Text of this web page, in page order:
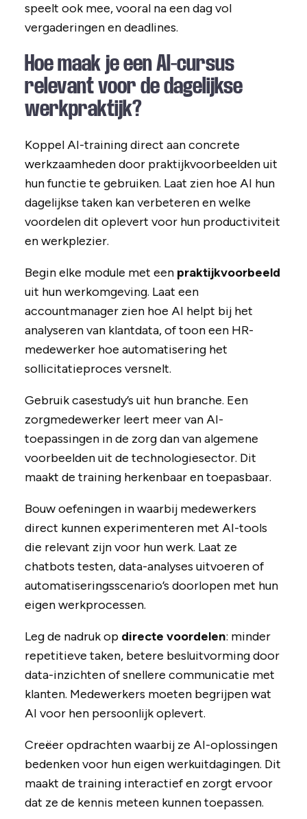
speelt ook mee, vooral na een dag vol
vergaderingen en deadlines.
Hoe maak je een AI-cursus
relevant voor de dagelijkse
werkpraktijk?
Koppel AI-training direct aan concrete
werkzaamheden door praktijkvoorbeelden uit
hun functie te gebruiken. Laat zien hoe AI hun
dagelijkse taken kan verbeteren en welke
voordelen dit oplevert voor hun productiviteit
en werkplezier.
Begin elke module met een praktijkvoorbeeld
uit hun werkomgeving. Laat een
accountmanager zien hoe AI helpt bij het
analyseren van klantdata, of toon een HR-
medewerker hoe automatisering het
sollicitatieproces versnelt.
Gebruik casestudy’s uit hun branche. Een
zorgmedewerker leert meer van AI-
toepassingen in de zorg dan van algemene
voorbeelden uit de technologiesector. Dit
maakt de training herkenbaar en toepasbaar.
Bouw oefeningen in waarbij medewerkers
direct kunnen experimenteren met AI-tools
die relevant zijn voor hun werk. Laat ze
chatbots testen, data-analyses uitvoeren of
automatiseringsscenario’s doorlopen met hun
eigen werkprocessen.
Leg de nadruk op directe voordelen: minder
repetitieve taken, betere besluitvorming door
data-inzichten of snellere communicatie met
klanten. Medewerkers moeten begrijpen wat
AI voor hen persoonlijk oplevert.
Creëer opdrachten waarbij ze AI-oplossingen
bedenken voor hun eigen werkuitdagingen. Dit
maakt de training interactief en zorgt ervoor
dat ze de kennis meteen kunnen toepassen.